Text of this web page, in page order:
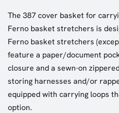
The 387 cover basket for
Ferno basket stretchers is
Ferno basket stretchers
feature a paper/document
closure and a sewn-on
storing harnesses and/or
equipped with carrying loops
option.